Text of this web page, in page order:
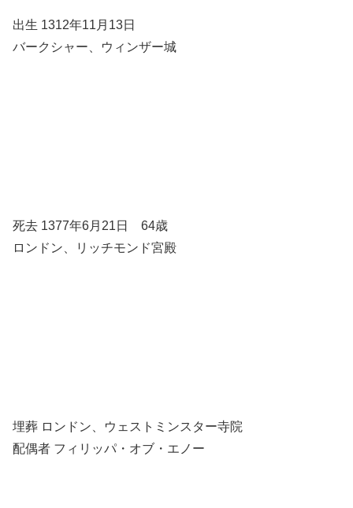
出生 1312年11月13日
バークシャー、ウィンザー城
死去 1377年6月21日 64歳
ロンドン、リッチモンド宮殿
埋葬 ロンドン、ウェストミンスター寺院
配偶者 フィリッパ・オブ・エノー